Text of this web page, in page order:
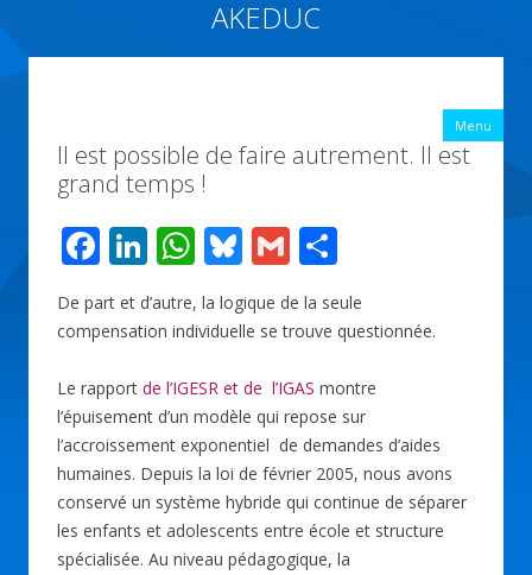
AKEDUC
Menu
Il est possible de faire autrement. Il est
grand temps !
F
ac
e
o
o
k
Li
n
k
dI
n
W
h
at
A
p
p
Bl
u
e
y
G
m
ai
ar
ta
g
er
De part et d’autre, la logique de la seule
compensation individuelle se trouve questionnée.
Le rapport de l’IGESR et de l’IGAS montre
l’épuisement d’un modèle qui repose sur
l’accroissement exponentiel de demandes d’aides
humaines. Depuis la loi de février 2005, nous avons
conservé un système hybride qui continue de séparer
les enfants et adolescents entre école et structure
spécialisée. Au niveau pédagogique, la